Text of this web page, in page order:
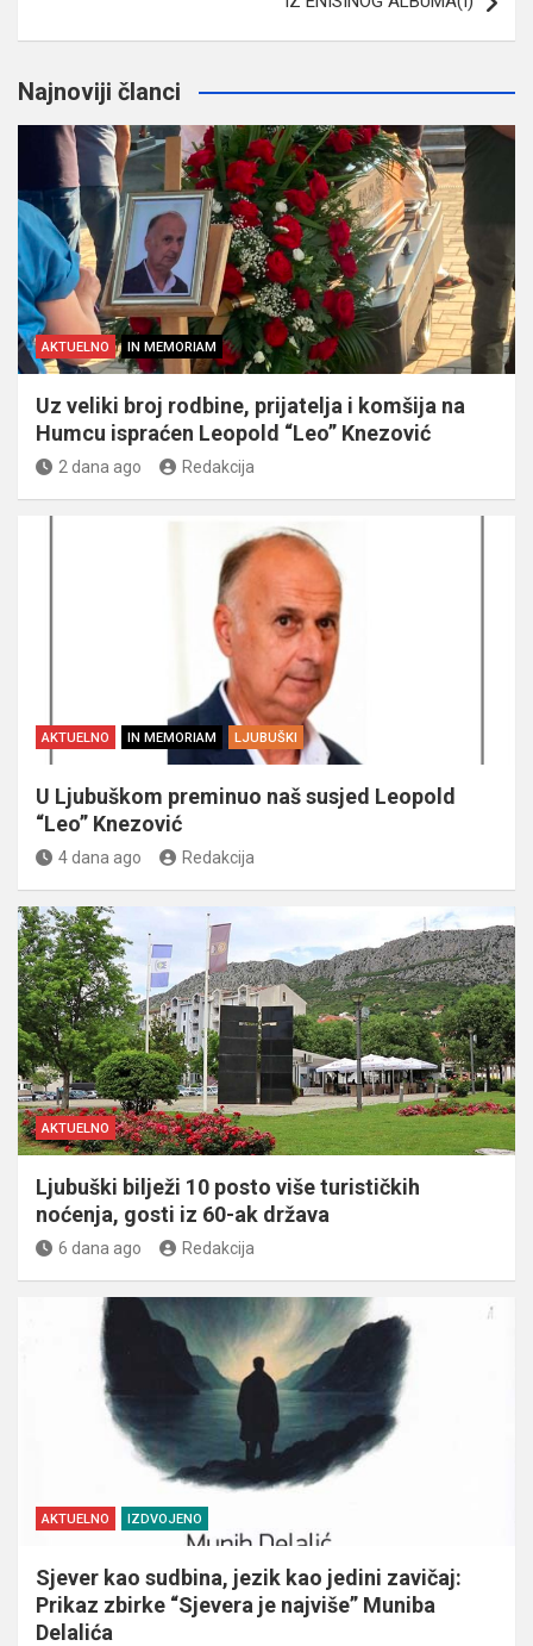
Najnoviji članci
AKTUELNO IN MEMORIAM
Uz veliki broj rodbine, prijatelja i komšija na
Humcu ispraćen Leopold “Leo” Knezović
2 dana ago Redakcija
AKTUELNO IN MEMORIAM LJUBUŠKI
U Ljubuškom preminuo naš susjed Leopold
“Leo” Knezović
4 dana ago Redakcija
AKTUELNO
Ljubuški bilježi 10 posto više turističkih
noćenja, gosti iz 60-ak država
6 dana ago Redakcija
AKTUELNO IZDVOJENO
Sjever kao sudbina, jezik kao jedini zavičaj:
Prikaz zbirke “Sjevera je najviše” Muniba
Delalića